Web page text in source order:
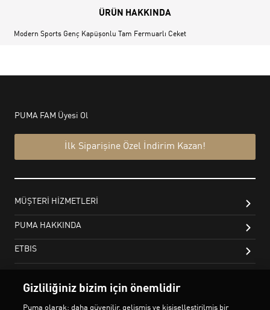
ÜRÜN HAKKINDA
Modern Sports Genç Kapüşonlu Tam Fermuarlı Ceket
Gizliliğiniz bizim için önemlidir
Puma olarak; daha güvenilir, gelişmiş ve kişiselleştirilmiş bir